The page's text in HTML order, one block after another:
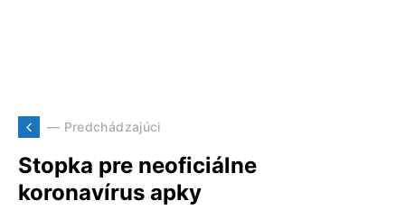
— Predchádzajúci
Stopka pre neoficiálne
koronavírus apky